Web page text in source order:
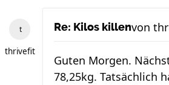
thrivefit
Re: Kilos killenvon
Guten Morgen.
78,25kg. Tatsächlich